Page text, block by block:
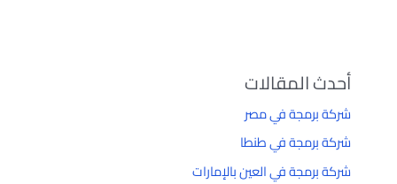
أحدث المقالات
شركة برمجة في مصر
شركة برمجة في طنطا
شركة برمجة في العين بالإمارات